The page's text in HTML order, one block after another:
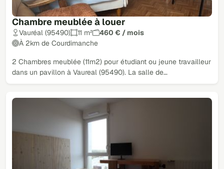
Chambre meublée à louer
Vauréal (95490) 11 m²
460 € / mois
À 2km de Courdimanche
2 Chambres meublée (11m2) pour étudiant ou jeune travailleur
dans un pavillon à Vaureal (95490). La salle de…